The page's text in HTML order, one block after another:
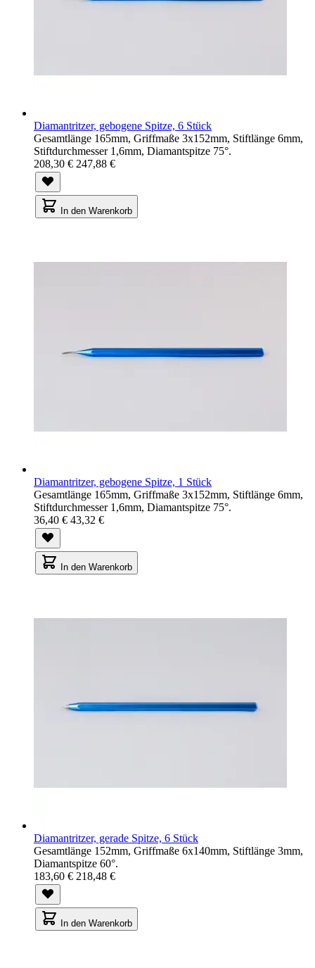
Diamantritzer, gebogene Spitze, 6 Stück
Gesamtlänge 165mm, Griffmaße 3x152mm, Stiftlänge 6mm,
Stiftdurchmesser 1,6mm, Diamantspitze 75°.
208,30 € 247,88 €
In den Warenkorb
Diamantritzer, gebogene Spitze, 1 Stück
Gesamtlänge 165mm, Griffmaße 3x152mm, Stiftlänge 6mm,
Stiftdurchmesser 1,6mm, Diamantspitze 75°.
36,40 € 43,32 €
In den Warenkorb
Diamantritzer, gerade Spitze, 6 Stück
Gesamtlänge 152mm, Griffmaße 6x140mm, Stiftlänge 3mm,
Diamantspitze 60°.
183,60 € 218,48 €
In den Warenkorb